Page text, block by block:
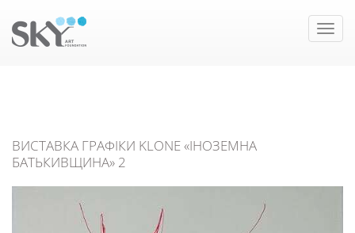
Toggle
ВИСТАВКА ГРАФІКИ KLONE «ІНОЗЕМНА
БАТЬКИВЩИНА» 2